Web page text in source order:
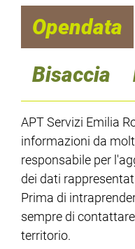
Opendata
Bisaccia
APT Servizi Emilia
informazioni da
responsabile per
dei dati
Prima di
sempre di
territorio.